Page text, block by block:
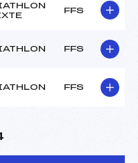
FFS
FFS
FFS